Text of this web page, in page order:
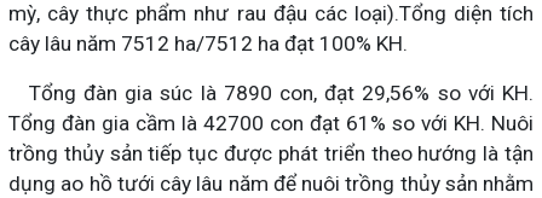
mỳ, cây thực phẩm như rau đậu các loại).Tổng diện tích
cây lâu năm 7512 ha/7512 ha đạt 100% KH.
Tổng đàn gia súc là 7890 con, đạt 29,56% so với KH.
Tổng đàn gia cầm là 42700 con đạt 61% so với KH. Nuôi
trồng thủy sản tiếp tục được phát triển theo hướng là tận
dụng ao hồ tưới cây lâu năm để nuôi trồng thủy sản nhằm